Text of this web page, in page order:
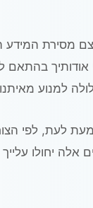
מסירת המידע
בהתאם
למנוע
לעת, לפי
אלה יחולו